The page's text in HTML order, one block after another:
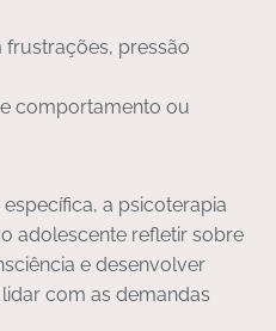
frustrações, pressão
comportamento ou
a psicoterapia
adolescente refletir sobre
e desenvolver
com as demandas